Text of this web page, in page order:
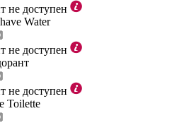
не доступен
Water
не доступен
не доступен
Toilette